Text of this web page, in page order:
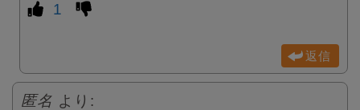
1
返信
匿名 より: